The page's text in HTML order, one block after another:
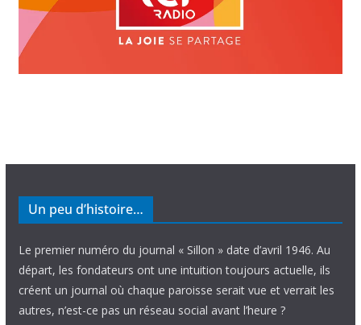
Un peu d’histoire…
Le premier numéro du journal « Sillon » date d’avril 1946. Au
départ, les fondateurs ont une intuition toujours actuelle, ils
créent un journal où chaque paroisse serait vue et verrait les
autres, n’est-ce pas un réseau social avant l’heure ?